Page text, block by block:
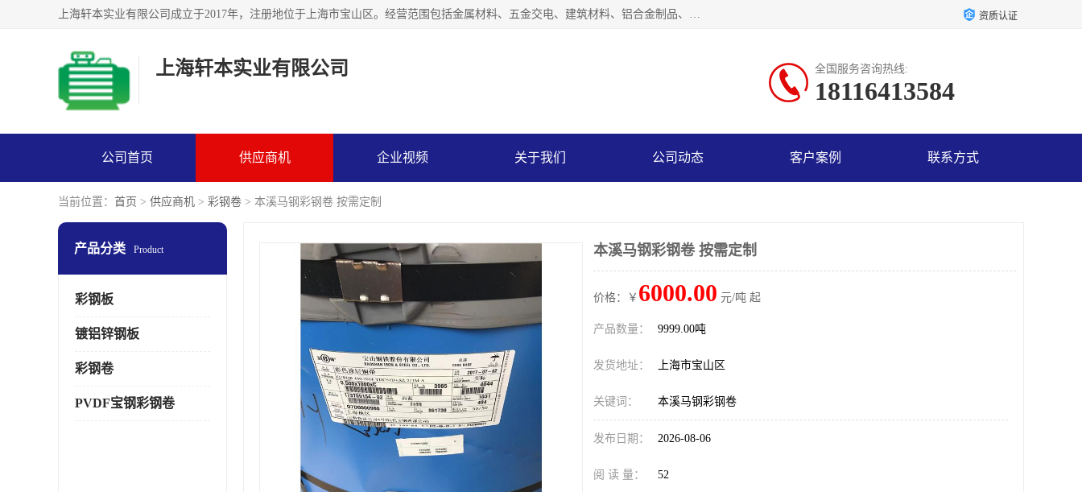
上海轩本实业有限公司成立于2017年，注册地位于上海市宝山区。经营范围包括金属材料、五金交电、建筑材料、铝合金制品、机械设备、电线电缆、装潢材料等；公司主营产品：宝钢彩钢板、宝钢彩钢卷、宝钢彩涂板、宝钢彩涂卷、宝钢高耐候彩钢板，宝钢氟碳彩钢板。是一家集钢铁贸易，物流、加工为一体的产业全配套公司。 资质认证
上海轩本实业有限公司 全国服务咨询热线:
18116413584
公司首页 供应商机 企业视频 关于我们 公司动态 客户案例 联系方式
当前位置： 首页 > 供应商机 > 彩钢卷 > 本溪马钢彩钢卷 按需定制
产品分类 Product
彩钢板
镀铝锌钢板
彩钢卷
PVDF宝钢彩钢卷
本溪马钢彩钢卷 按需定制
价格：￥ 6000.00 元/吨 起
产品数量： 9999.00吨
发货地址： 上海市宝山区
关键词： 本溪马钢彩钢卷
发布日期： 2026-08-06
阅 读 量： 52